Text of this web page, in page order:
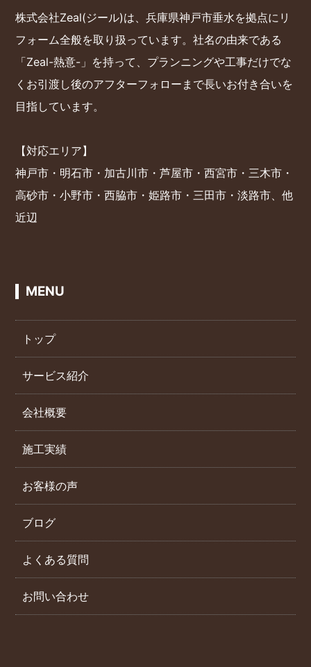
株式会社Zeal(ジール)は、兵庫県神戸市垂水を拠点にリ
フォーム全般を取り扱っています。社名の由来である
「Zeal-熱意-」を持って、プランニングや工事だけでな
くお引渡し後のアフターフォローまで長いお付き合いを
目指しています。
【対応エリア】
神戸市・明石市・加古川市・芦屋市・西宮市・三木市・
高砂市・小野市・西脇市・姫路市・三田市・淡路市、他
近辺
MENU
トップ
サービス紹介
会社概要
施工実績
お客様の声
ブログ
よくある質問
お問い合わせ